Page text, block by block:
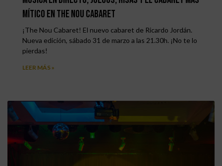
mítico en The Nou Cabaret
¡The Nou Cabaret! El nuevo cabaret de Ricardo Jordán.
Nueva edición, sábado 31 de marzo a las 21.30h. ¡No te lo
pierdas!
LEER MÁS »